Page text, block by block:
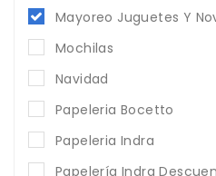
Mayoreo Juguetes Y
Mochilas
Navidad
Papeleria Bocetto
Papeleria Indra
Papelería Indra